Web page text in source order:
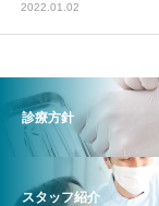
2022.01.02
診療方針
スタッフ紹介